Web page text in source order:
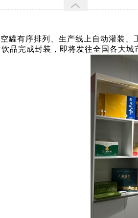
罐有序排列、生产线上自动灌装
品完成封装，即将发往全国各大城